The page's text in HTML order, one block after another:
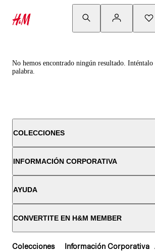
No hemos encontrado ningún resultado.
palabra.
COLECCIONES
INFORMACIÓN CORPORATIVA
AYUDA
CONVERTITE EN H&M MEMBER
Colecciones Información Corporativa